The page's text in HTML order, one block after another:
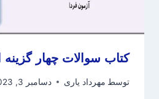
کتاب سوالات چهار گزینه
توسط مهرداد یاری دسامبر 3, 2023